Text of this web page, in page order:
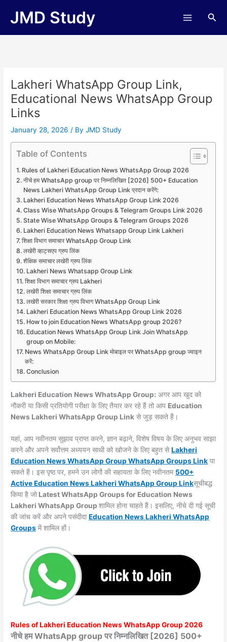
JMD Study
Lakheri WhatsApp Group Link,
Educational News WhatsApp Group
Links
January 28, 2026/ ByJMD Study
Table of Contents
Rules of Lakheri Education News WhatsApp Group 2026
नीचे हम WhatsApp group पर निम्नलिखित [2026] 500+ Education
News Lakheri WhatsApp Group Link प्रदान करेंगे:
Lakheri Education News WhatsApp Group Link 2026
Class Wise WhatsApp Groups & Telegram Groups Link 2026
State Wise WhatsApp Groups & Telegram Groups 2026
Lakheri Education News Whatsapp Group Link Lakheri
शिक्षा विभाग समाचार WhatsApp Group Link
लखेरी व्हाट्सएप ग्रुप लिंक
शैक्षिक समाचार लखेरी ग्रुप लिंक
Lakheri News Whatsapp Group Link
शिक्षा विभाग समाचार ग्रुप Lakheri
लखेरी शिक्षा समाचार ग्रुप लिंक
लखेरी सरकार शिक्षा ग्रुप विभाग WhatsApp Group Link
Lakheri Education News WhatsApp Group Link 2026
How to join Education News WhatsApp group 2026?
Education News WhatsApp Group Link Join WhatsApp
group on Mobile:
News WhatsApp Group Link मोबाइल पर WhatsApp group ज्वाइन
करें:
Conclusion
Lakheri Education News WhatsApp Group: अगर आप खुद को
नौकरी या किसी प्रतियोगी परीक्षा के लिए तैयार कर रहे हैं तो आप Education
News Lakheri WhatsApp Group Link से जुड़ सकते हैं।
यहां, आप नवीनतम सुझाव प्राप्त करने, ज्ञान बढ़ाने, विशेष विषय के लिए अनुभव साझा
करने और अपने सर्वोत्तम अध्ययन साथी को खोजने के लिए बहुत सेLakheri
Education News WhatsApp Group WhatsApp GroupsLink पा
सकते हैं। इस पृष्ठ पर, हमने उन लोगों की सहायता के लिए नवीनतम 500+
Active Education News Lakheri WhatsApp Group Linkसूचीबद्ध
किया है जो Latest WhatsApp Groups for Education News
Lakheri WhatsApp Groupशामिल होना चाहते हैं। इसलिए, नीचे दी गई सूची
की जांच करें और अपने पसंदीदाEducation News Lakheri WhatsApp
Groups में शामिल हों।
Rules ofLakheriEducation News WhatsApp Group 2026
नीचे हम WhatsApp group पर निम्नलिखित [2026] 500+